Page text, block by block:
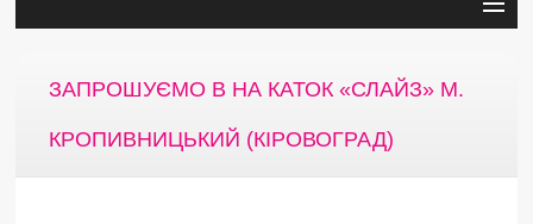
ЗАПРОШУЄМО В НА КАТОК «СЛАЙЗ» М.
КРОПИВНИЦЬКИЙ (КІРОВОГРАД)